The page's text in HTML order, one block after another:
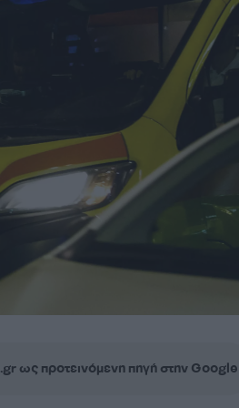
ως προτεινόμενη πηγή στην Google